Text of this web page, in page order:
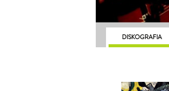
DISKOGRAFIA